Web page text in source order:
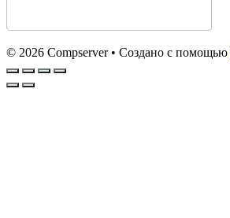
© 2026 Compserver• Создано с помощью